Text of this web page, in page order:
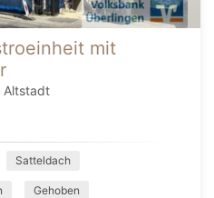
mit
Altstadt
Satteldach
Gehoben